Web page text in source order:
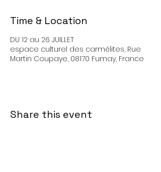
Time & Location
DU 12 au 26 JUILLET
espace culturel des carmélites, Rue
Martin Coupaye, 08170 Fumay, France
Share this event